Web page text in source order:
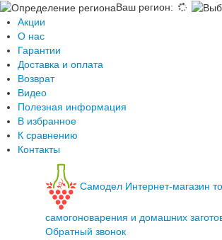
Ваш регион:
Акции
О нас
Гарантии
Доставка и оплата
Возврат
Видео
Полезная информация
В избранное
К сравнению
Контакты
Самодел Интернет-магазин
самогоноварения и домашних
Обратный звонок